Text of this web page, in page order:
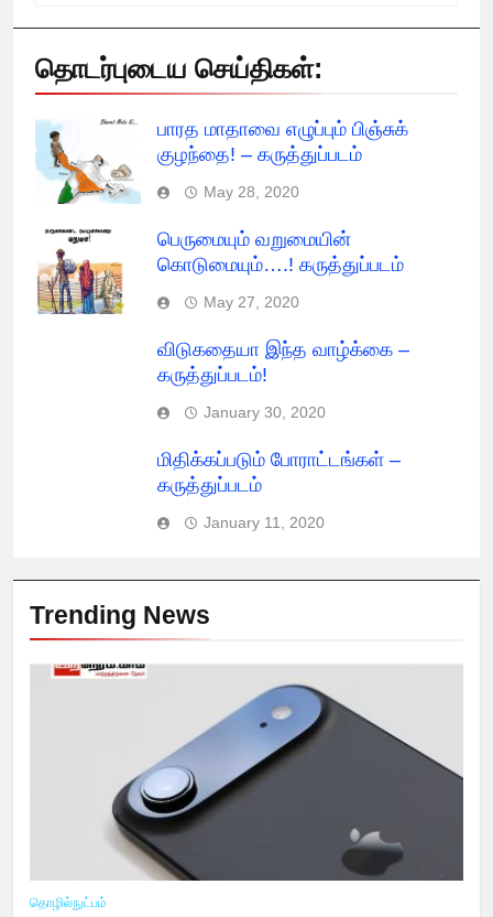
தொடர்புடைய செய்திகள்:
பாரத மாதாவை எழுப்பும் பிஞ்சுக்
குழந்தை! – கருத்துப்படம்
May 28, 2020
பெருமையும் வறுமையின்
கொடுமையும்….! கருத்துப்படம்
May 27, 2020
விடுகதையா இந்த வாழ்க்கை –
கருத்துப்படம்!
January 30, 2020
மிதிக்கப்படும் போராட்டங்கள் –
கருத்துப்படம்
January 11, 2020
Trending News
தொழில்நுட்பம்